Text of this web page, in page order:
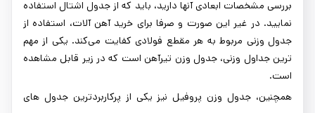
بررسی مشخصات ابعادی آنها دارید، باید که از جدول اشتال استفاده
نمایید. در غیر این صورت و صرفا برای خرید آهن آلات، استفاده از
جدول وزنی مربوط به هر مقطع فولادی کفایت می‌کند. یکی از مهم
ترین جداول وزنی، جدول وزن تیرآهن است که در زیر قابل مشاهده
است.
همچنین، جدول وزن پروفیل نیز یکی از پرکاربردترین جدول های